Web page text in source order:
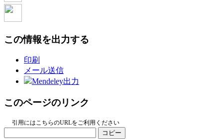
この情報を出力する
印刷
メール送信
Mendeley出力
このページのリンク
引用にはこちらのURLをご利用ください
コピー